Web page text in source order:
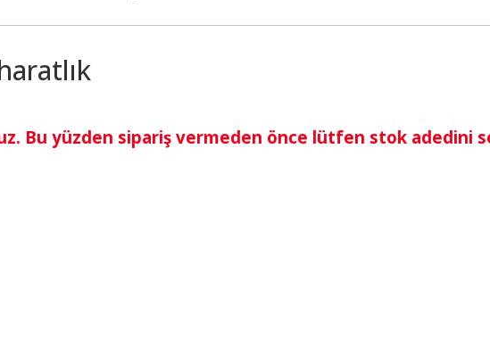
Bu yüzden sipariş vermeden önce lütfen stok adedini